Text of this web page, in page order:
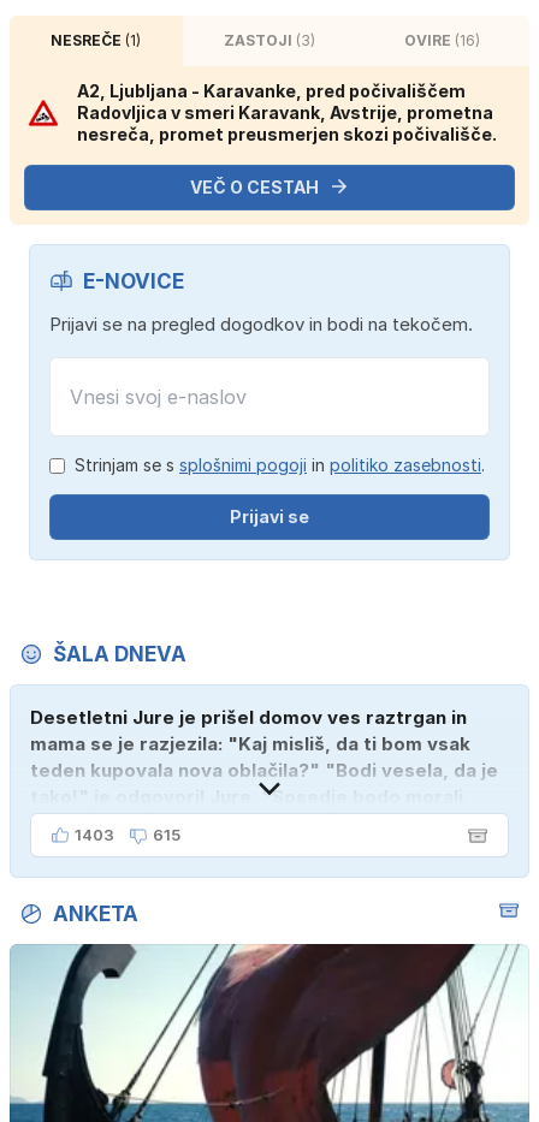
NESREČE(1) ZASTOJI (3) OVIRE (16)
A2, Ljubljana - Karavanke, pred počivališčem
Radovljica v smeri Karavank, Avstrije, prometna
nesreča, promet preusmerjen skozi počivališče.
VEČ O CESTAH
E-NOVICE
Prijavi se na pregled dogodkov in bodi na tekočem.
Strinjam se s splošnimi pogoji in politiko zasebnosti.
Prijavi se
ŠALA DNEVA
Desetletni Jure je prišel domov ves raztrgan in
mama se je razjezila: "Kaj misliš, da ti bom vsak
teden kupovala nova oblačila?" "Bodi vesela, da je
tako!" je odgovoril Jure. "Sosedje bodo morali
kupiti novega sina, tako sem ga prebutal!"
1403 615
ANKETA